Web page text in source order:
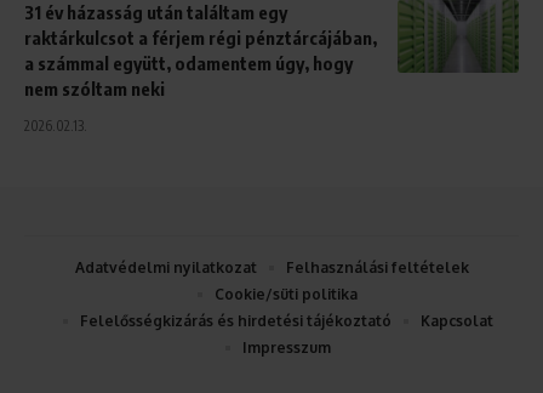
31 év házasság után találtam egy
raktárkulcsot a férjem régi pénztárcájában,
a számmal együtt, odamentem úgy, hogy
nem szóltam neki
2026.02.13.
Adatvédelmi nyilatkozat
Felhasználási feltételek
Cookie/süti politika
Felelősségkizárás és hirdetési tájékoztató
Kapcsolat
Impresszum